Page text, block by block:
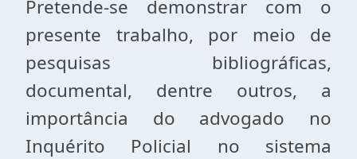
Pretende-se demonstrar com o
presente trabalho, por meio de
pesquisas bibliográficas,
documental, dentre outros, a
importância do advogado no
Inquérito Policial no sistema